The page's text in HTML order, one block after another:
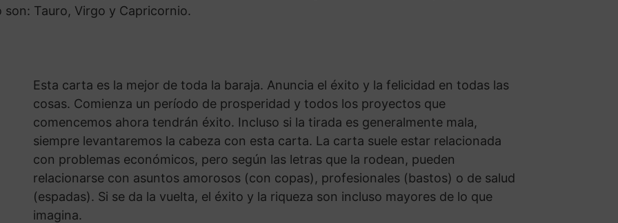
son: Tauro, Virgo y Capricornio.
Esta carta es la mejor de toda la baraja. Anuncia el éxito y la felicidad en todas las
cosas. Comienza un período de prosperidad y todos los proyectos que
comencemos ahora tendrán éxito. Incluso si la tirada es generalmente mala,
siempre levantaremos la cabeza con esta carta. La carta suele estar relacionada
con problemas económicos, pero según las letras que la rodean, pueden
relacionarse con asuntos amorosos (con copas), profesionales (bastos) o de salud
(espadas). Si se da la vuelta, el éxito y la riqueza son incluso mayores de lo que
imagina.